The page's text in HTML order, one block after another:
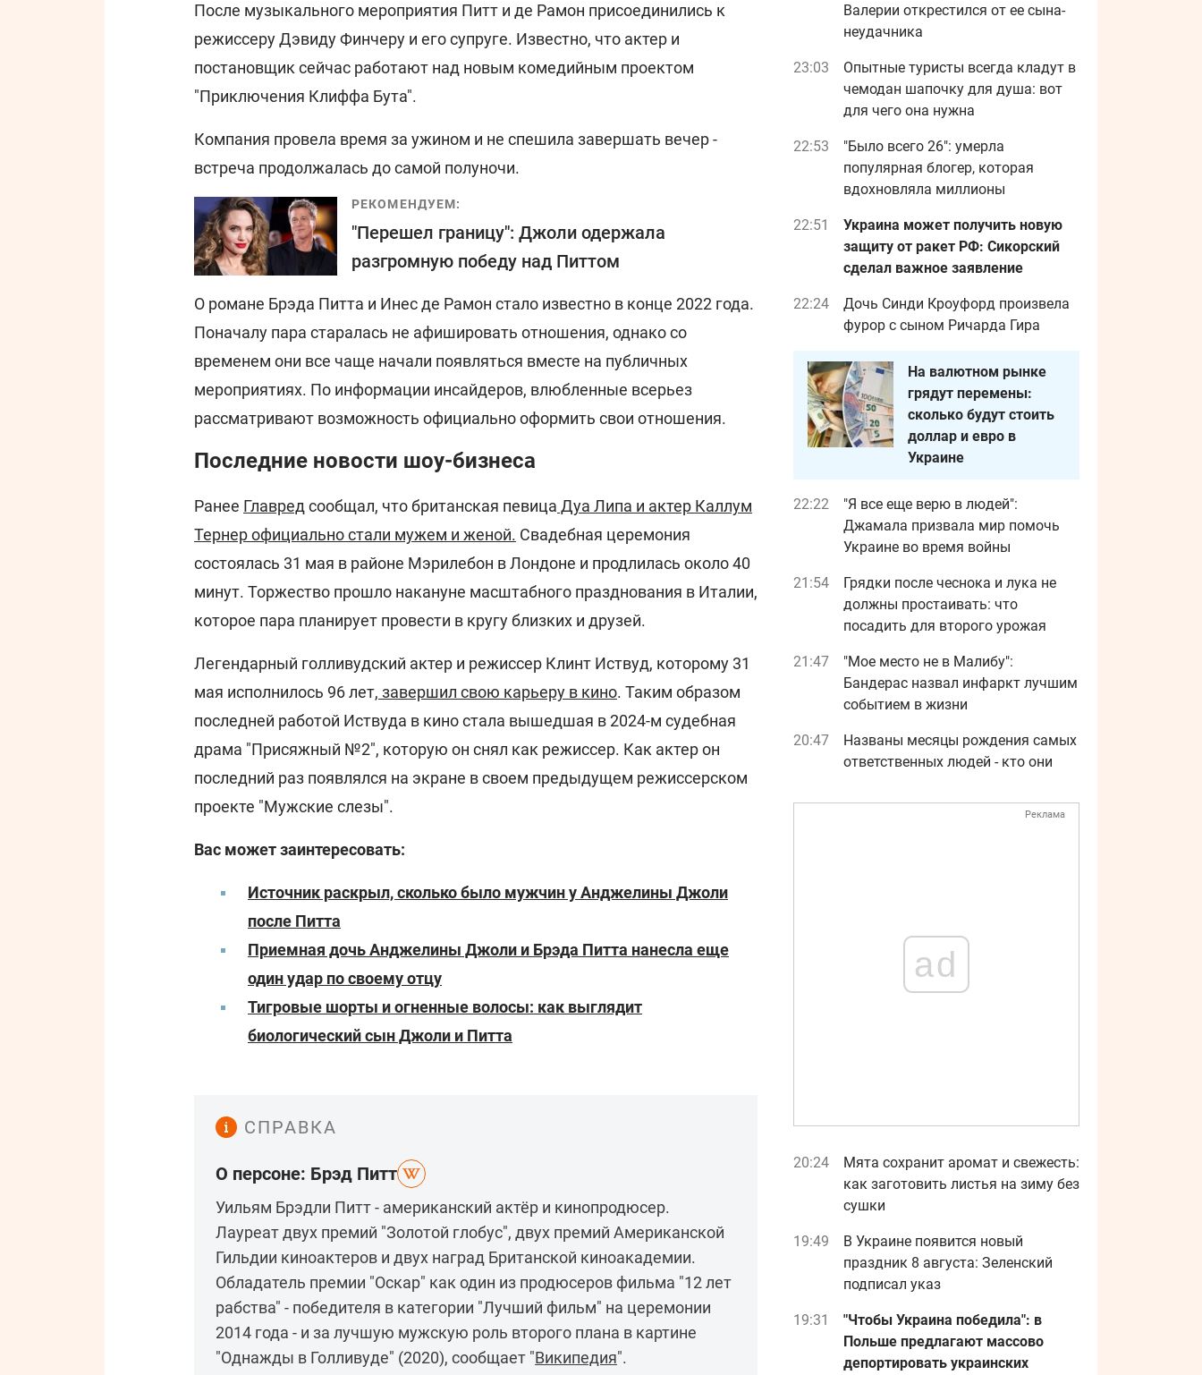
После музыкального мероприятия Питт и де Рамон присоединились к
режиссеру Дэвиду Финчеру и его супруге. Известно, что актер и
постановщик сейчас работают над новым комедийным проектом
"Приключения Клиффа Бута".
Компания провела время за ужином и не спешила завершать вечер -
встреча продолжалась до самой полуночи.
РЕКОМЕНДУЕМ:
"Перешел границу": Джоли одержала
разгромную победу над Питтом
О романе Брэда Питта и Инес де Рамон стало известно в конце 2022 года.
Поначалу пара старалась не афишировать отношения, однако со
временем они все чаще начали появляться вместе на публичных
мероприятиях. По информации инсайдеров, влюбленные всерьез
рассматривают возможность официально оформить свои отношения.
Последние новости шоу-бизнеса
Ранее Главред сообщал, что британская певица Дуа Липа и актер Каллум
Тернер официально стали мужем и женой. Свадебная церемония
состоялась 31 мая в районе Мэрилебон в Лондоне и продлилась около 40
минут. Торжество прошло накануне масштабного празднования в Италии,
которое пара планирует провести в кругу близких и друзей.
Легендарный голливудский актер и режиссер Клинт Иствуд, которому 31
мая исполнилось 96 лет, завершил свою карьеру в кино. Таким образом
последней работой Иствуда в кино стала вышедшая в 2024-м судебная
драма "Присяжный №2", которую он снял как режиссер. Как актер он
последний раз появлялся на экране в своем предыдущем режиссерском
проекте "Мужские слезы".
Вас может заинтересовать:
Источник раскрыл, сколько было мужчин у Анджелины Джоли
после Питта
Приемная дочь Анджелины Джоли и Брэда Питта нанесла еще
один удар по своему отцу
Тигровые шорты и огненные волосы: как выглядит
биологический сын Джоли и Питта
СПРАВКА
О персоне: Брэд Питт
Уильям Брэдли Питт - американский актёр и кинопродюсер.
Лауреат двух премий "Золотой глобус", двух премий Американской
Гильдии киноактеров и двух наград Британской киноакадемии.
Обладатель премии "Оскар" как один из продюсеров фильма "12 лет
рабства" - победителя в категории "Лучший фильм" на церемонии
2014 года - и за лучшую мужскую роль второго плана в картине
"Однажды в Голливуде" (2020), сообщает "Википедия".
Валерии открестился от ее сына-
неудачника
23:03
Опытные туристы всегда кладут в
чемодан шапочку для душа: вот
для чего она нужна
22:53
"Было всего 26": умерла
популярная блогер, которая
вдохновляла миллионы
22:51
Украина может получить новую
защиту от ракет РФ: Сикорский
сделал важное заявление
22:24
Дочь Синди Кроуфорд произвела
фурор с сыном Ричарда Гира
На валютном рынке
грядут перемены:
сколько будут стоить
доллар и евро в
Украине
22:22
"Я все еще верю в людей":
Джамала призвала мир помочь
Украине во время войны
21:54
Грядки после чеснока и лука не
должны простаивать: что
посадить для второго урожая
21:47
"Мое место не в Малибу":
Бандерас назвал инфаркт лучшим
событием в жизни
20:47
Названы месяцы рождения самых
ответственных людей - кто они
Реклама
ad
20:24
Мята сохранит аромат и свежесть:
как заготовить листья на зиму без
сушки
19:49
В Украине появится новый
праздник 8 августа: Зеленский
подписал указ
19:31
"Чтобы Украина победила": в
Польше предлагают массово
депортировать украинских